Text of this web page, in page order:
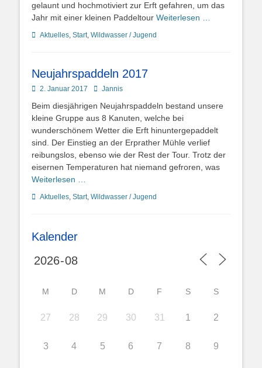
gelaunt und hochmotiviert zur Erft gefahren, um das
Jahr mit einer kleinen Paddeltour Weiterlesen …
Kategorien
Aktuelles, Start, Wildwasser / Jugend
Neujahrspaddeln 2017
Posted
2. Januar 2017 AutorJannis
Beim diesjährigen Neujahrspaddeln bestand unsere
kleine Gruppe aus 8 Kanuten, welche bei
wunderschönem Wetter die Erft hinuntergepaddelt
sind. Der Einstieg an der Erprather Mühle verlief
reibungslos, ebenso wie der Rest der Tour. Trotz der
eisernen Temperaturen hat niemand gefroren, was
Weiterlesen …
Kategorien
Aktuelles, Start, Wildwasser / Jugend
Kalender
M D M D F S S
27 28 29 30 31 1 2
3 4 5 6 7 8 9